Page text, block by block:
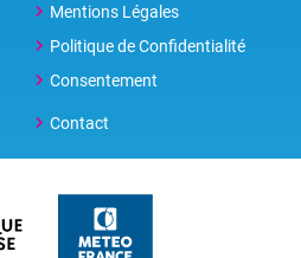
Mentions Légales
Politique de Confidentialité
Consentement
Contact